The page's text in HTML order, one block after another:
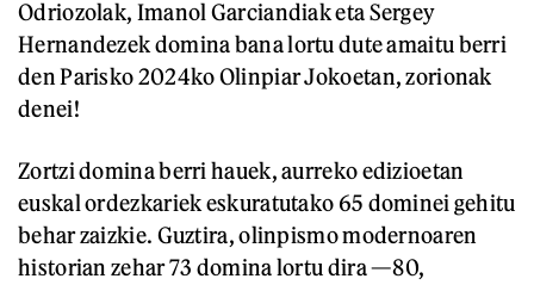
Odriozolak, Imanol Garciandiak eta Sergey
Hernandezek domina bana lortu dute amaitu berri
den Parisko 2024ko Olinpiar Jokoetan, zorionak
denei!
Zortzi domina berri hauek, aurreko edizioetan
euskal ordezkariek eskuratutako 65 dominei gehitu
behar zaizkie. Guztira, olinpismo modernoaren
historian zehar 73 domina lortu dira —80,